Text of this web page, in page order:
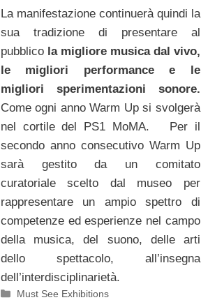
La manifestazione continuerà quindi la
sua tradizione di presentare al
pubblico la migliore musica dal vivo,
le migliori performance e le
migliori sperimentazioni sonore.
Come ogni anno Warm Up si svolgerà
nel cortile del PS1 MoMA. Per il
secondo anno consecutivo Warm Up
sarà gestito da un comitato
curatoriale scelto dal museo per
rappresentare un ampio spettro di
competenze ed esperienze nel campo
della musica, del suono, delle arti
dello spettacolo, all’insegna
dell’interdisciplinarietà.
Categorie
Must See Exhibitions